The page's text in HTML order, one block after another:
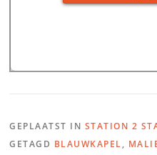
GEPLAATST IN STATION 2
GETAGD BLAUWKAPEL,